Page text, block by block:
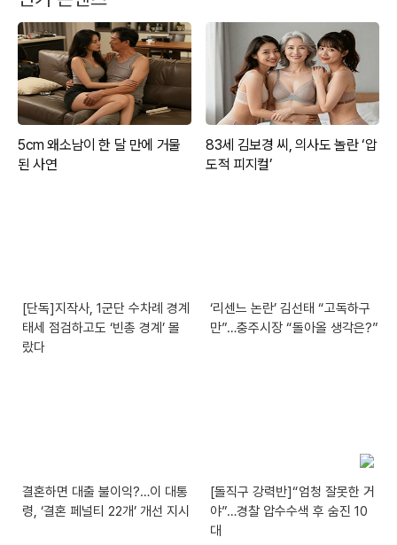
[단독]지작사, 1군단 수차례 경계
태세 점검하고도 ‘빈총 경계’ 몰
랐다
‘리센느 논란’ 김선태 “고독하구
만”…충주시장 “돌아올 생각은?”
결혼하면 대출 불이익?…이 대통
령, ‘결혼 페널티 22개’ 개선 지시
[돌직구 강력반]“엄청 잘못한 거
야”…경찰 압수수색 후 숨진 10
대